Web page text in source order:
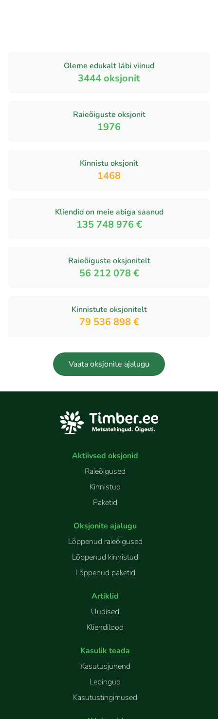
Oleme edukalt läbi viinud
3444oksjonit
Raieõiguste oksjonit
1976
Kinnistu oksjonit
1468
Kliendid on meie abiga saanud
135 748 976 €
Raieõiguste oksjonitelt
56 212 078 €
Kinnistute oksjonitelt
79 536 898 €
Vaata oksjonite ajalugu
Aktiivsed oksjonid
Raieõigused
Kinnistud
Paketid
Oksjonite ajalugu
Lõppenud raieõigused
Lõppenud kinnistud
Lõppenud paketid
Artiklid
Uudised
Kliendilood
Kasulik teada
Kasutusjuhend
Lepingud
Kasutustingimused